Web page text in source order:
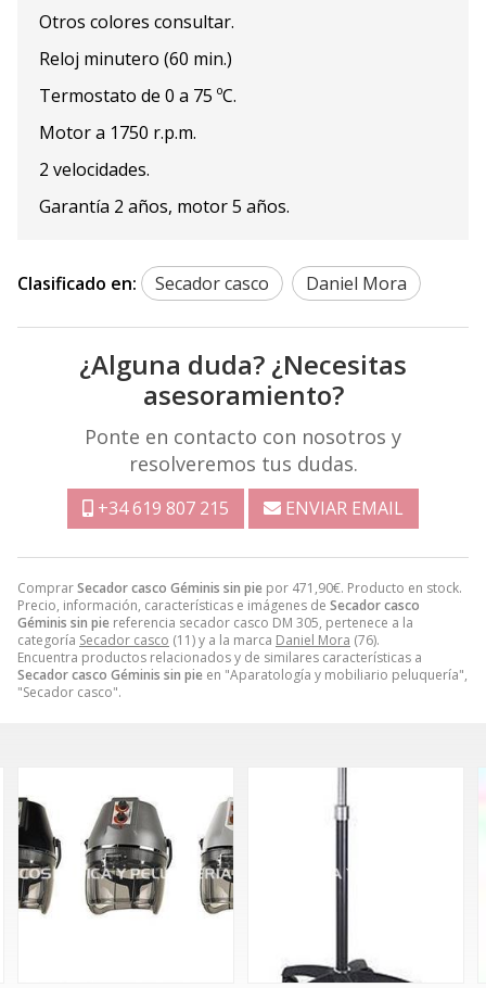
ComprarSecador casco Géminis sin pie por 471,90€. Producto en stock.
Precio, información, características e imágenes de Secador casco
Géminis sin pie referencia secador casco DM 305, pertenece a la
categoría Secador casco (11) y a la marca Daniel Mora (76).
Encuentra productos relacionados y de similares características a
Secador casco Géminis sin pie en "Aparatología y mobiliario peluquería",
"Secador casco".
Otros colores consultar.
Reloj minutero (60 min.)
Termostato de 0 a 75 ºC.
Motor a 1750 r.p.m.
2 velocidades.
Garantía 2 años, motor 5 años.
Clasificado en: Secador casco Daniel Mora
¿Alguna duda? ¿Necesitas
asesoramiento?
Ponte en contacto con nosotros y
resolveremos tus dudas.
+34 619 807 215 ENVIAR EMAIL